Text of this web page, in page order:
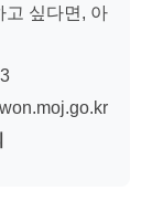
고 싶다면, 아